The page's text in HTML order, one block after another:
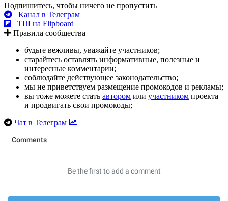
Подпишитесь, чтобы ничего не пропустить
Канал в Телеграм
ТШ на Flipboard
Правила сообщества
будьте вежливы, уважайте участников;
старайтесь оставлять информативные, полезные и
интересные комментарии;
соблюдайте действующее законодательство;
мы не приветствуем размещение промокодов и рекламы;
вы тоже можете стать автором или участником проекта
и продвигать свои промокоды;
Чат в Телеграм